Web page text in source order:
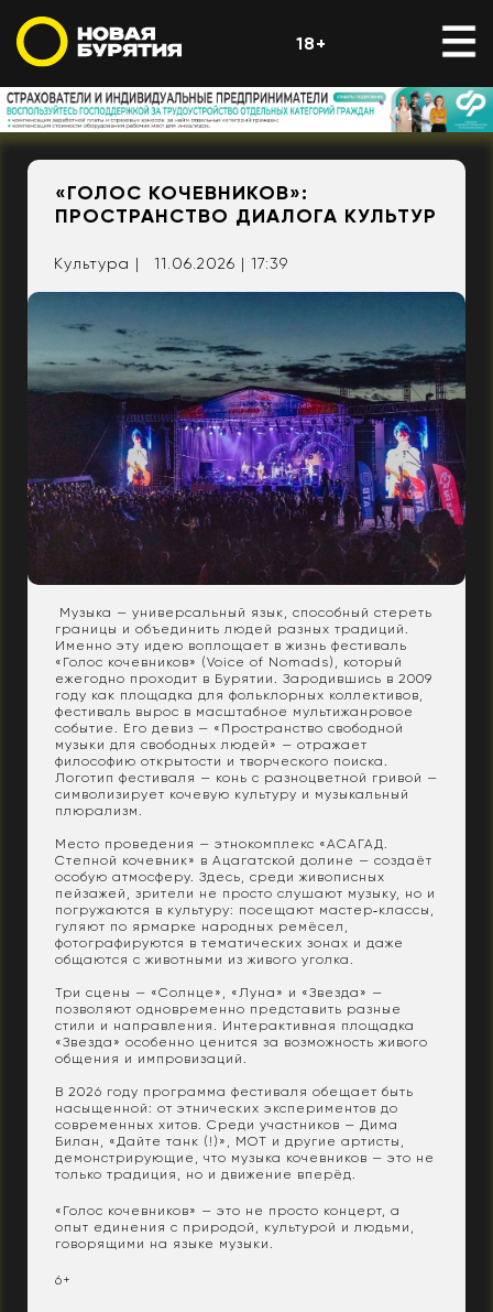
18+
«ГОЛОС КОЧЕВНИКОВ»:
ПРОСТРАНСТВО ДИАЛОГА КУЛЬТУР
Культура | 11.06.2026 | 17:39
Музыка — универсальный язык, способный стереть
границы и объединить людей разных традиций.
Именно эту идею воплощает в жизнь фестиваль
«Голос кочевников» (Voice of Nomads), который
ежегодно проходит в Бурятии. Зародившись в 2009
году как площадка для фольклорных коллективов,
фестиваль вырос в масштабное мультижанровое
событие. Его девиз — «Пространство свободной
музыки для свободных людей» — отражает
философию открытости и творческого поиска.
Логотип фестиваля — конь с разноцветной гривой —
символизирует кочевую культуру и музыкальный
плюрализм.
Место проведения — этнокомплекс «АСАГАД.
Степной кочевник» в Ацагатской долине — создаёт
особую атмосферу. Здесь, среди живописных
пейзажей, зрители не просто слушают музыку, но и
погружаются в культуру: посещают мастер‑классы,
гуляют по ярмарке народных ремёсел,
фотографируются в тематических зонах и даже
общаются с животными из живого уголка.
Три сцены — «Солнце», «Луна» и «Звезда» —
позволяют одновременно представить разные
стили и направления. Интерактивная площадка
«Звезда» особенно ценится за возможность живого
общения и импровизаций.
В 2026 году программа фестиваля обещает быть
насыщенной: от этнических экспериментов до
современных хитов. Среди участников — Дима
Билан, «Дайте танк (!)», МОТ и другие артисты,
демонстрирующие, что музыка кочевников — это не
только традиция, но и движение вперёд.
«Голос кочевников» — это не просто концерт, а
опыт единения с природой, культурой и людьми,
говорящими на языке музыки.
6+